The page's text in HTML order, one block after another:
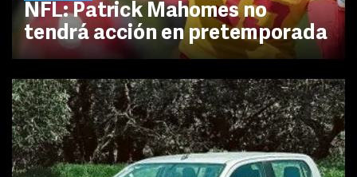
NFL: Patrick Mahomes no
tendrá acción en pretemporada